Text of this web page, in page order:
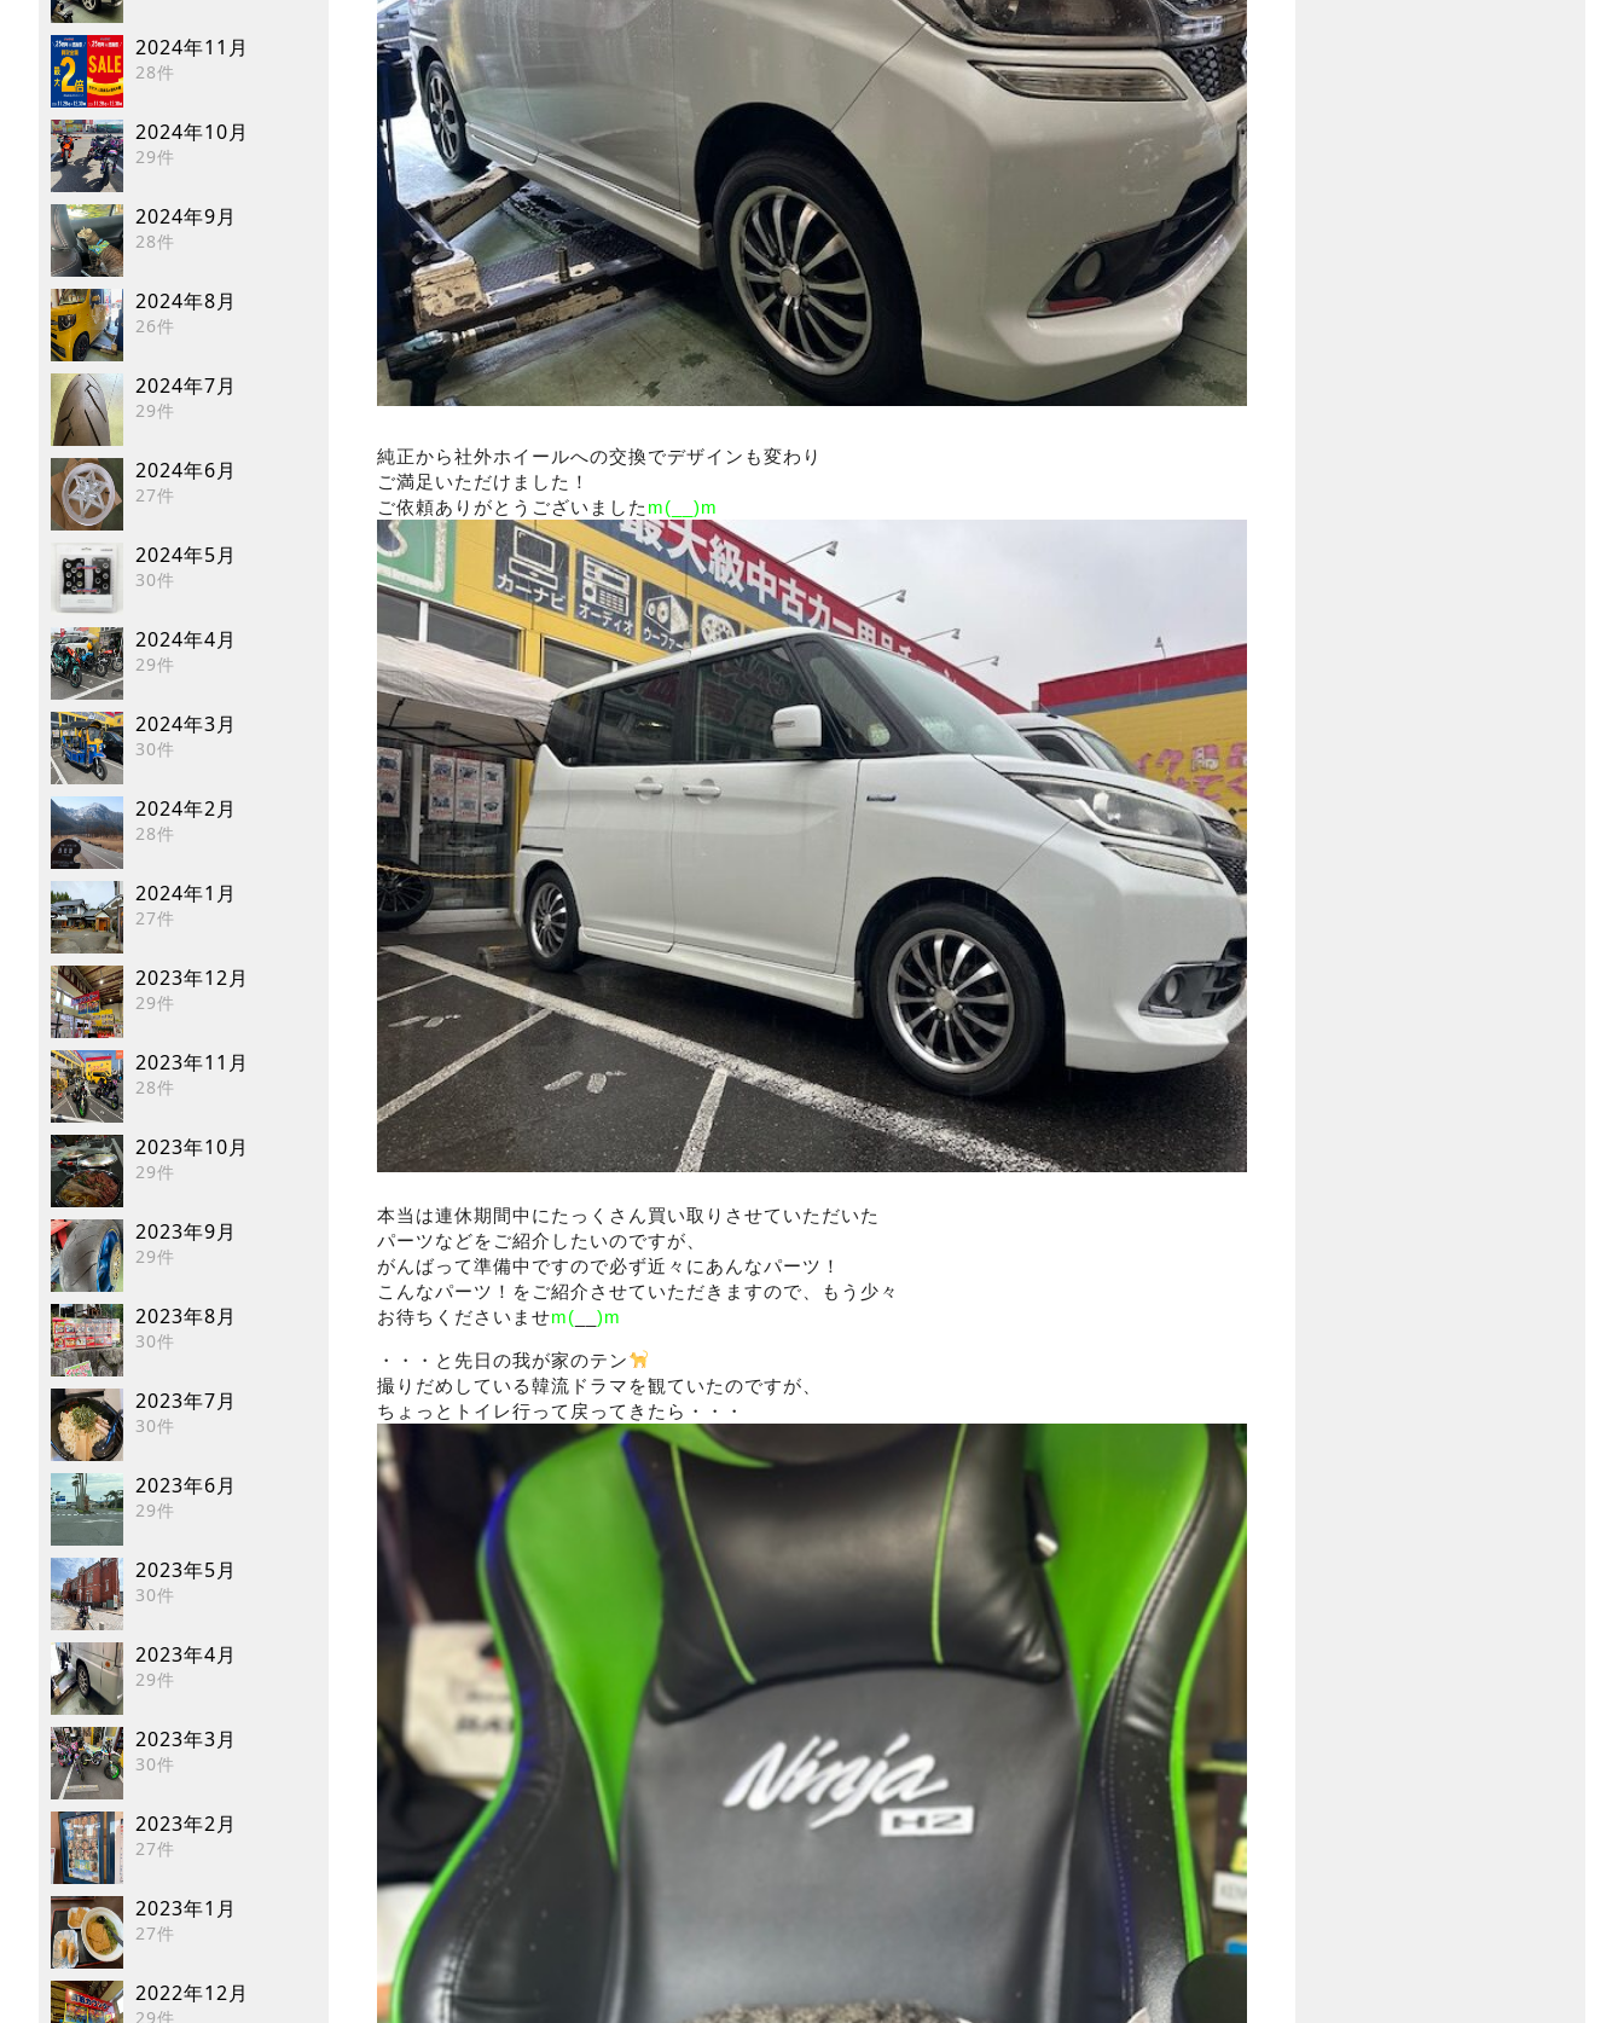
2024年11月
28件
2024年10月
29件
2024年9月
28件
2024年8月
26件
2024年7月
29件
2024年6月
27件
2024年5月
30件
2024年4月
29件
2024年3月
30件
2024年2月
28件
2024年1月
27件
2023年12月
29件
2023年11月
28件
2023年10月
29件
2023年9月
29件
2023年8月
30件
2023年7月
30件
2023年6月
29件
2023年5月
30件
2023年4月
29件
2023年3月
30件
2023年2月
27件
2023年1月
27件
2022年12月
29件
純正から社外ホイールへの交換でデザインも変わり
ご満足いただけました！
ご依頼ありがとうございました m(__)m
本当は連休期間中にたっくさん買い取りさせていただいた
パーツなどをご紹介したいのですが、
がんばって準備中ですので必ず近々にあんなパーツ！
こんなパーツ！をご紹介させていただきますので、もう少々
お待ちくださいませm( )m
・・・と先日の我が家のテン
撮りだめしている韓流ドラマを観ていたのですが、
ちょっとトイレ行って戻ってきたら・・・